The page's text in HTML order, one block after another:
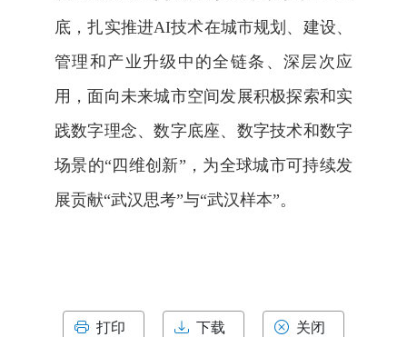
底，扎实推进AI技术在城市规划、建设、
管理和产业升级中的全链条、深层次应
用，面向未来城市空间发展积极探索和实
践数字理念、数字底座、数字技术和数字
场景的“四维创新”，为全球城市可持续发
展贡献“武汉思考”与“武汉样本”。
打印 下载 关闭